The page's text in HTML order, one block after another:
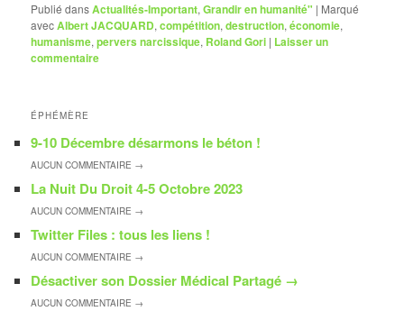
Publié dansActualités-Important,Grandir en humanité" | Marqué
avecAlbert JACQUARD,compétition,destruction,économie,
humanisme,pervers narcissique, Roland Gori | Laisser un
commentaire
ÉPHÉMÈRE
9-10 Décembre désarmons le béton !
AUCUNCOMMENTAIRE →
La Nuit Du Droit 4-5 Octobre 2023
AUCUNCOMMENTAIRE →
Twitter Files : tous les liens !
AUCUNCOMMENTAIRE →
Désactiver son Dossier Médical Partagé →
AUCUNCOMMENTAIRE →